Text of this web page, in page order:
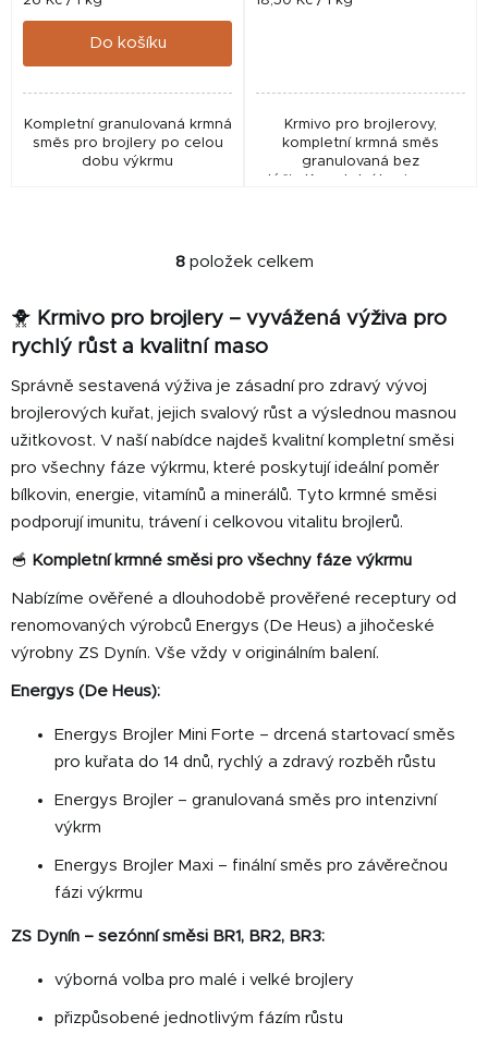
cena:
Do košíku
Kompletní granulovaná krmná
směs pro brojlery po celou
dobu výkrmu
Krmivo pro brojlerovy,
kompletní krmná směs
granulovaná bez
léčiv. Kompletní krmivo pro
O
l
á
a
c
í
p
r
y
ý
p
i
8položek celkem
🐥 Krmivo pro brojlery – vyvážená výživa pro
rychlý růst a kvalitní maso
Správně sestavená výživa je zásadní pro zdravý vývoj
brojlerových kuřat, jejich svalový růst a výslednou masnou
užitkovost. V naší nabídce najdeš kvalitní kompletní směsi
pro všechny fáze výkrmu, které poskytují ideální poměr
bílkovin, energie, vitamínů a minerálů. Tyto krmné směsi
podporují imunitu, trávení i celkovou vitalitu brojlerů.
🥣 Kompletní krmné směsi pro všechny fáze výkrmu
Nabízíme ověřené a dlouhodobě prověřené receptury od
renomovaných výrobců Energys (De Heus) a jihočeské
výrobny ZS Dynín. Vše vždy v originálním balení.
Energys (De Heus):
Energys Brojler Mini Forte – drcená startovací směs
pro kuřata do 14 dnů, rychlý a zdravý rozběh růstu
Energys Brojler – granulovaná směs pro intenzivní
výkrm
Energys Brojler Maxi – finální směs pro závěrečnou
fázi výkrmu
ZS Dynín – sezónní směsi BR1, BR2, BR3:
výborná volba pro malé i velké brojlery
přizpůsobené jednotlivým fázím růstu